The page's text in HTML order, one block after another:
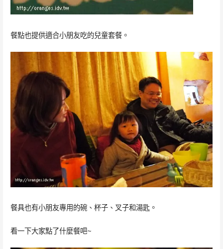
餐點也提供適合小朋友吃的兒童套餐。
餐具也有小朋友專用的碗、杯子、叉子和湯匙。
看一下大家點了什麼餐吧~